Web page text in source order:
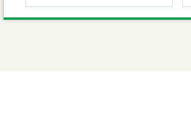
電動車維修安全課程
講座